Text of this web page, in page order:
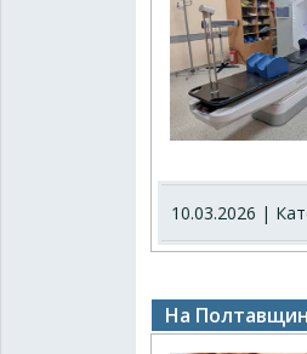
10.03.2026 |
На